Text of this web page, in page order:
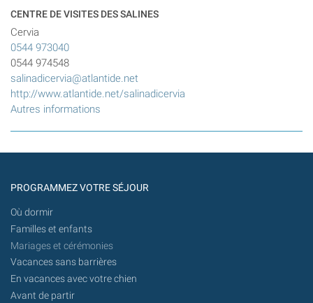
CENTRE DE VISITES DES SALINES
Cervia
0544 973040
0544 974548
salinadicervia@atlantide.net
http://www.atlantide.net/salinadicervia
Autres informations
PROGRAMMEZ VOTRE SÉJOUR
Où dormir
Familles et enfants
Mariages et cérémonies
Vacances sans barrières
En vacances avec votre chien
Avant de partir